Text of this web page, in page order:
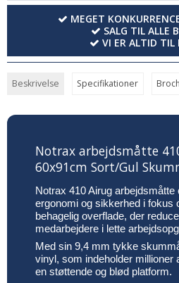
MEGET
SALG TIL ALLE
VI ER ALTID TIL
Beskrivelse Specifikationer
Notrax arbejdsmåtte
60x91cm Sort/Gul
Notrax 410 Airug arbejdsmåtte
ergonomi og sikkerhed i fokus
behagelig overflade, der
medarbejdere i lette
Med sin 9,4 mm tykke
vinyl, som indeholder millioner
en støttende og blød platform.